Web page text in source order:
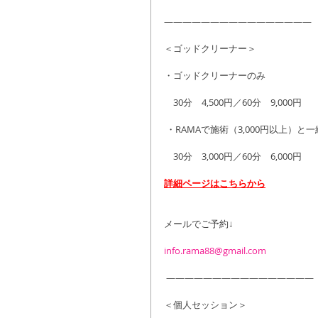
――――――――――――――――
＜ゴッドクリーナー＞
・ゴッドクリーナーのみ
30分　4,500円／60分　9,000円
・RAMAで施術（3,000円以上）と
30分　3,000円／60分　6,000円
詳細ページはこちらから
メールでご予約↓
info.rama88@gmail.com
――――――――――――――――
＜個人セッション＞